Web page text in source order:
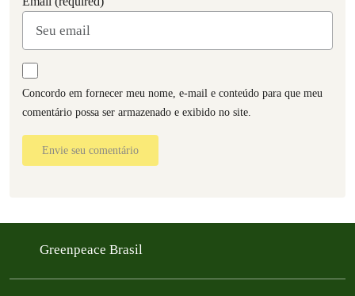
Concordo em fornecer meu nome, e-mail e conteúdo para que meu
comentário possa ser armazenado e exibido no site.
Envie seu comentário
Greenpeace Brasil